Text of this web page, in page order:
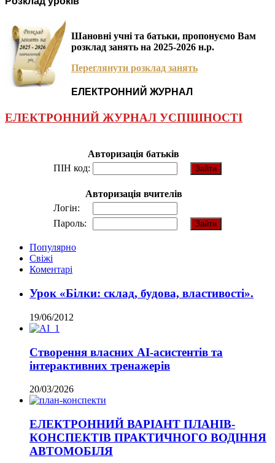
Шановні учні та батьки, пропонуємо Вам
розклад занять на 2025-2026 н.р.
Переглянути розклад занять
ЕЛЕКТРОННИЙ ЖУРНАЛ
ЕЛЕКТРОННИЙ ЖУРНАЛ УСПІШНОСТІ
Авторизація батьків
ПІН код:
Авторизація вчителів
Логін:
Пароль:
Популярно
Свіжі
Коментарі
Урок «Білки: склад, будова, властивості».
19/06/2012
Створення власних AI-асистентів та
інтерактивних тренажерів
20/03/2026
ЕЛЕКТРОННИЙ ВАРІАНТ ПЛАНІВ-
КОНСПЕКТІВ ПРАКТИЧНОГО ВОДІННЯ
АВТОМОБІЛЯ